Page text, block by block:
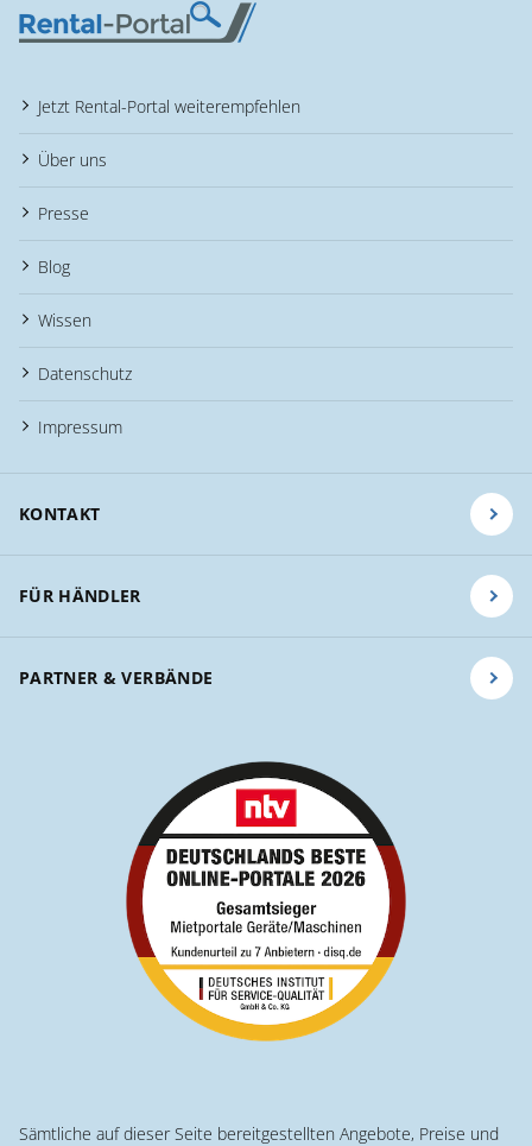
Jetzt Rental-Portal weiterempfehlen
Über uns
Presse
Blog
Wissen
Datenschutz
Impressum
KONTAKT
FÜR HÄNDLER
PARTNER & VERBÄNDE
Sämtliche auf dieser Seite bereitgestellten Angebote, Preise und